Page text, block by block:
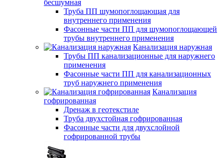
бесшумная
Труба ПП шумопоглощающая для
внутреннего применения
Фасонные части ПП для шумопоглощающей
трубы внутреннего применения
Канализация наружная
Трубы ПП канализационные для наружнего
применения
Фасонные части ПП для канализационных
труб наружнего применения
Канализация
гофрированная
Дренаж в геотекстиле
Труба двухстойная гофрированная
Фасонные части для двухслойной
гофрированной трубы